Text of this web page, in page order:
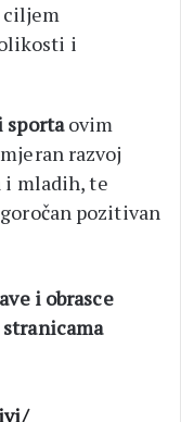
ciljem
i
sportaovim
razvoj
i mladih, te
pozitivan
i obrasce